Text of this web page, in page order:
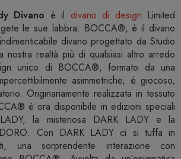
Divano è il divano di design Limited
le sue labbra: BOCCA®, è il divano
divano progettato da Studio
nostra realtà più di qualsiasi altro arredo
unico di BOCCA®, formato da una
asimmetriche, è giocoso,
Originariamente realizzata in tessuto
è ora disponibile in edizioni speciali
la misteriosa DARK LADY e la
Con DARK LADY ci si tuffa in
una sorprendente interazione con